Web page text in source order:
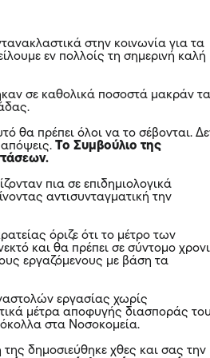
στην κοινωνία για τα
εν πολλοίς τη σημερινή καλή
σε καθολικά ποσοστά μακράν τα
πρέπει όλοι να το σέβονται.
απόψεις.Το Συμβούλιο της
πια σε επιδημιολογικά
αντισυνταγματική την
όριζε ότι το μέτρο των
και θα πρέπει σε σύντομο
εργαζόμενους με βάση τα
εργασίας χωρίς
μέτρα αποφυγής διασποράς του
στα Νοσοκομεία.
δημοσιεύθηκε χθες και σας την